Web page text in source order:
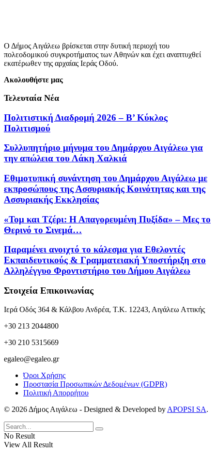
Ο Δήμος Αιγάλεω βρίσκεται στην δυτική περιοχή του
πολεοδομικού συγκροτήματος των Αθηνών και έχει αναπτυχθεί
εκατέρωθεν της αρχαίας Ιεράς Οδού.
Ακολουθήστε μας
Τελευταία Νέα
Πολιτιστική Διαδρομή 2026 – Β’ Κύκλος
Πολιτισμού
Συλλυπητήριο μήνυμα του Δημάρχου Αιγάλεω για
την απώλεια του Λάκη Χαλκιά
Εθιμοτυπική συνάντηση του Δημάρχου Αιγάλεω με
εκπροσώπους της Ασσυριακής Κοινότητας και της
Ασσυριακής Εκκλησίας
«Τομ και Τζέρι: Η Απαγορευμένη Πυξίδα» – Μες το
Θερινό το Σινεμά…
Παραμένει ανοιχτό το κάλεσμα για Εθελοντές
Εκπαιδευτικούς & Γραμματειακή Υποστήριξη στο
Αλληλέγγυο Φροντιστήριο του Δήμου Αιγάλεω
Στοιχεία Επικοινωνίας
Ιερά Οδός 364 & Κάλβου Ανδρέα, Τ.Κ. 12243, Αιγάλεω Αττικής
+30 213 2044800
+30 210 5315669
egaleo@egaleo.gr
Όροι Χρήσης
Προστασία Προσωπικών Δεδομένων (GDPR)
Πολιτική Απορρήτου
© 2026 Δήμος Αιγάλεω - Designed & Developed by APOPSI SA.
No Result
View All Result